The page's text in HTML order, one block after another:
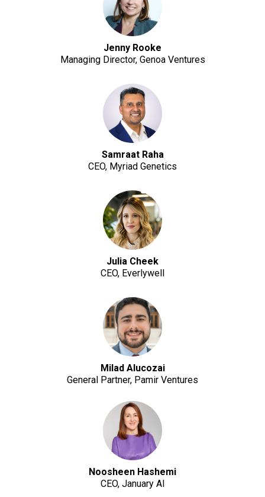
Jenny Rooke
Managing Director, Genoa Ventures
Samraat Raha
CEO, Myriad Genetics
Julia Cheek
CEO, Everlywell
Milad Alucozai
General Partner, Pamir Ventures
Noosheen Hashemi
CEO, January AI